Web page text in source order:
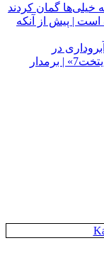
گمان کردند
است | پیش از آنکه
در
خواستگاری دست گذاشته دقیقا مثل «پایتخت7» | برمدار